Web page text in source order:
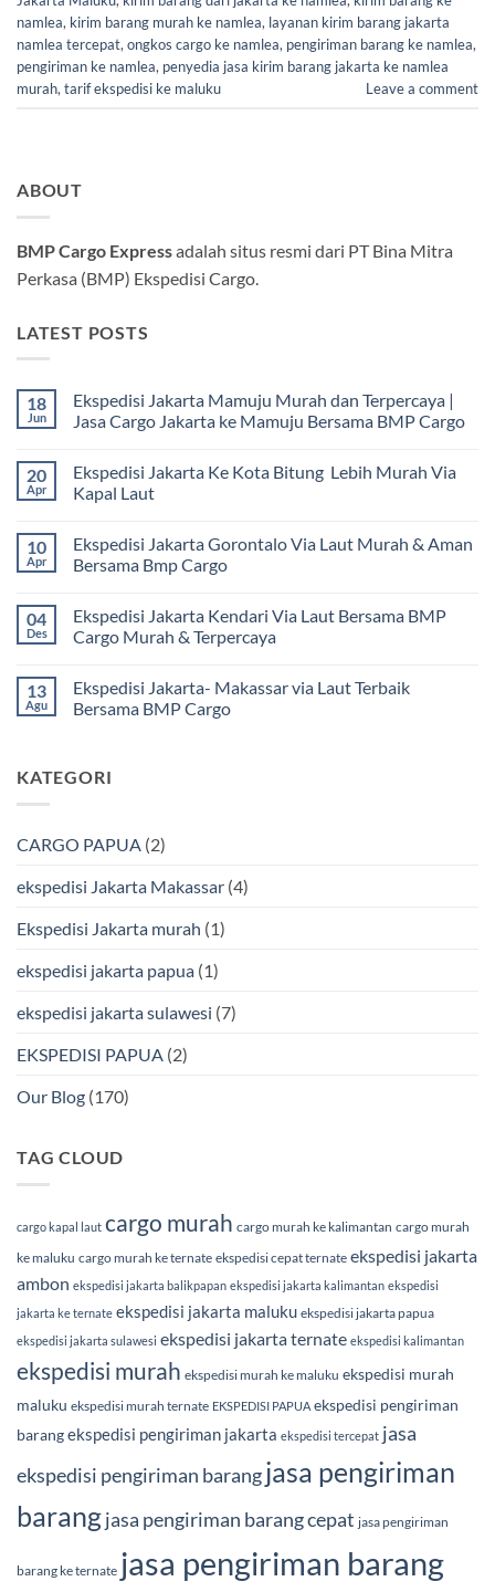
namlea, kirim barang murah ke namlea, layanan kirim barang jakarta
namlea tercepat, ongkos cargo ke namlea, pengiriman barang ke namlea,
pengiriman ke namlea, penyedia jasa kirim barang jakarta ke namlea
murah, tarif ekspedisi ke maluku Leave a comment
ABOUT
BMP Cargo Expressadalah situs resmi dari PT Bina Mitra
Perkasa (BMP) Ekspedisi Cargo.
LATEST POSTS
18
Jun
Ekspedisi Jakarta Mamuju Murah dan Terpercaya |
Jasa Cargo Jakarta ke Mamuju Bersama BMP Cargo
komentar
pada
Ekspedisi
Murah
dan
Terpercaya
Cargo
Jakarta
ke
BMP
Cargo
20
Apr
Ekspedisi Jakarta Ke Kota Bitung Lebih Murah Via
Kapal Laut
komentar
pada
Ekspedisi
Kota
Bitung
Lebih
Kapal
Laut
10
Apr
Ekspedisi Jakarta Gorontalo Via Laut Murah & Aman
Bersama Bmp Cargo
komentar
pada
Ekspedisi
Via
Laut
Murah
Bmp
Cargo
04
Des
Ekspedisi Jakarta Kendari Via Laut Bersama BMP
Cargo Murah & Terpercaya
komentar
pada
Ekspedisi
Laut
Bersama
&
13
Agu
Ekspedisi Jakarta- Makassar via Laut Terbaik
Bersama BMP Cargo
pada
Ekspedisi
Laut
BMP
KATEGORI
CARGO PAPUA (2)
ekspedisi Jakarta Makassar (4)
Ekspedisi Jakarta murah (1)
ekspedisi jakarta papua (1)
ekspedisi jakarta sulawesi (7)
EKSPEDISI PAPUA (2)
Our Blog (170)
TAG CLOUD
cargo kapal laut cargo murah cargo murah ke kalimantan cargo murah
ke maluku cargo murah ke ternate ekspedisi cepat ternate ekspedisi jakarta
ambon ekspedisi jakarta balikpapan ekspedisi jakarta kalimantan ekspedisi
jakarta ke ternate ekspedisi jakarta maluku ekspedisi jakarta papua
ekspedisi jakarta sulawesi ekspedisi jakarta ternate ekspedisi kalimantan
ekspedisi murah ekspedisi murah ke maluku ekspedisi murah
maluku ekspedisi murah ternate EKSPEDISI PAPUA ekspedisi pengiriman
barangekspedisi pengiriman jakarta ekspedisi tercepat jasa
ekspedisi pengiriman barangjasa pengiriman
barangjasa pengiriman barang cepat jasa pengiriman
barang ke ternate jasa pengiriman barang